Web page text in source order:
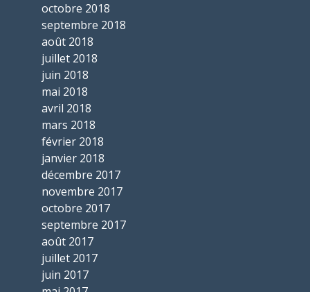
octobre 2018
septembre 2018
août 2018
juillet 2018
juin 2018
mai 2018
avril 2018
mars 2018
février 2018
janvier 2018
décembre 2017
novembre 2017
octobre 2017
septembre 2017
août 2017
juillet 2017
juin 2017